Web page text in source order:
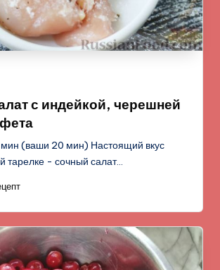
с индейкой, черешней
(ваши 20 мин) Настоящий вкус
тарелке - сочный салат…